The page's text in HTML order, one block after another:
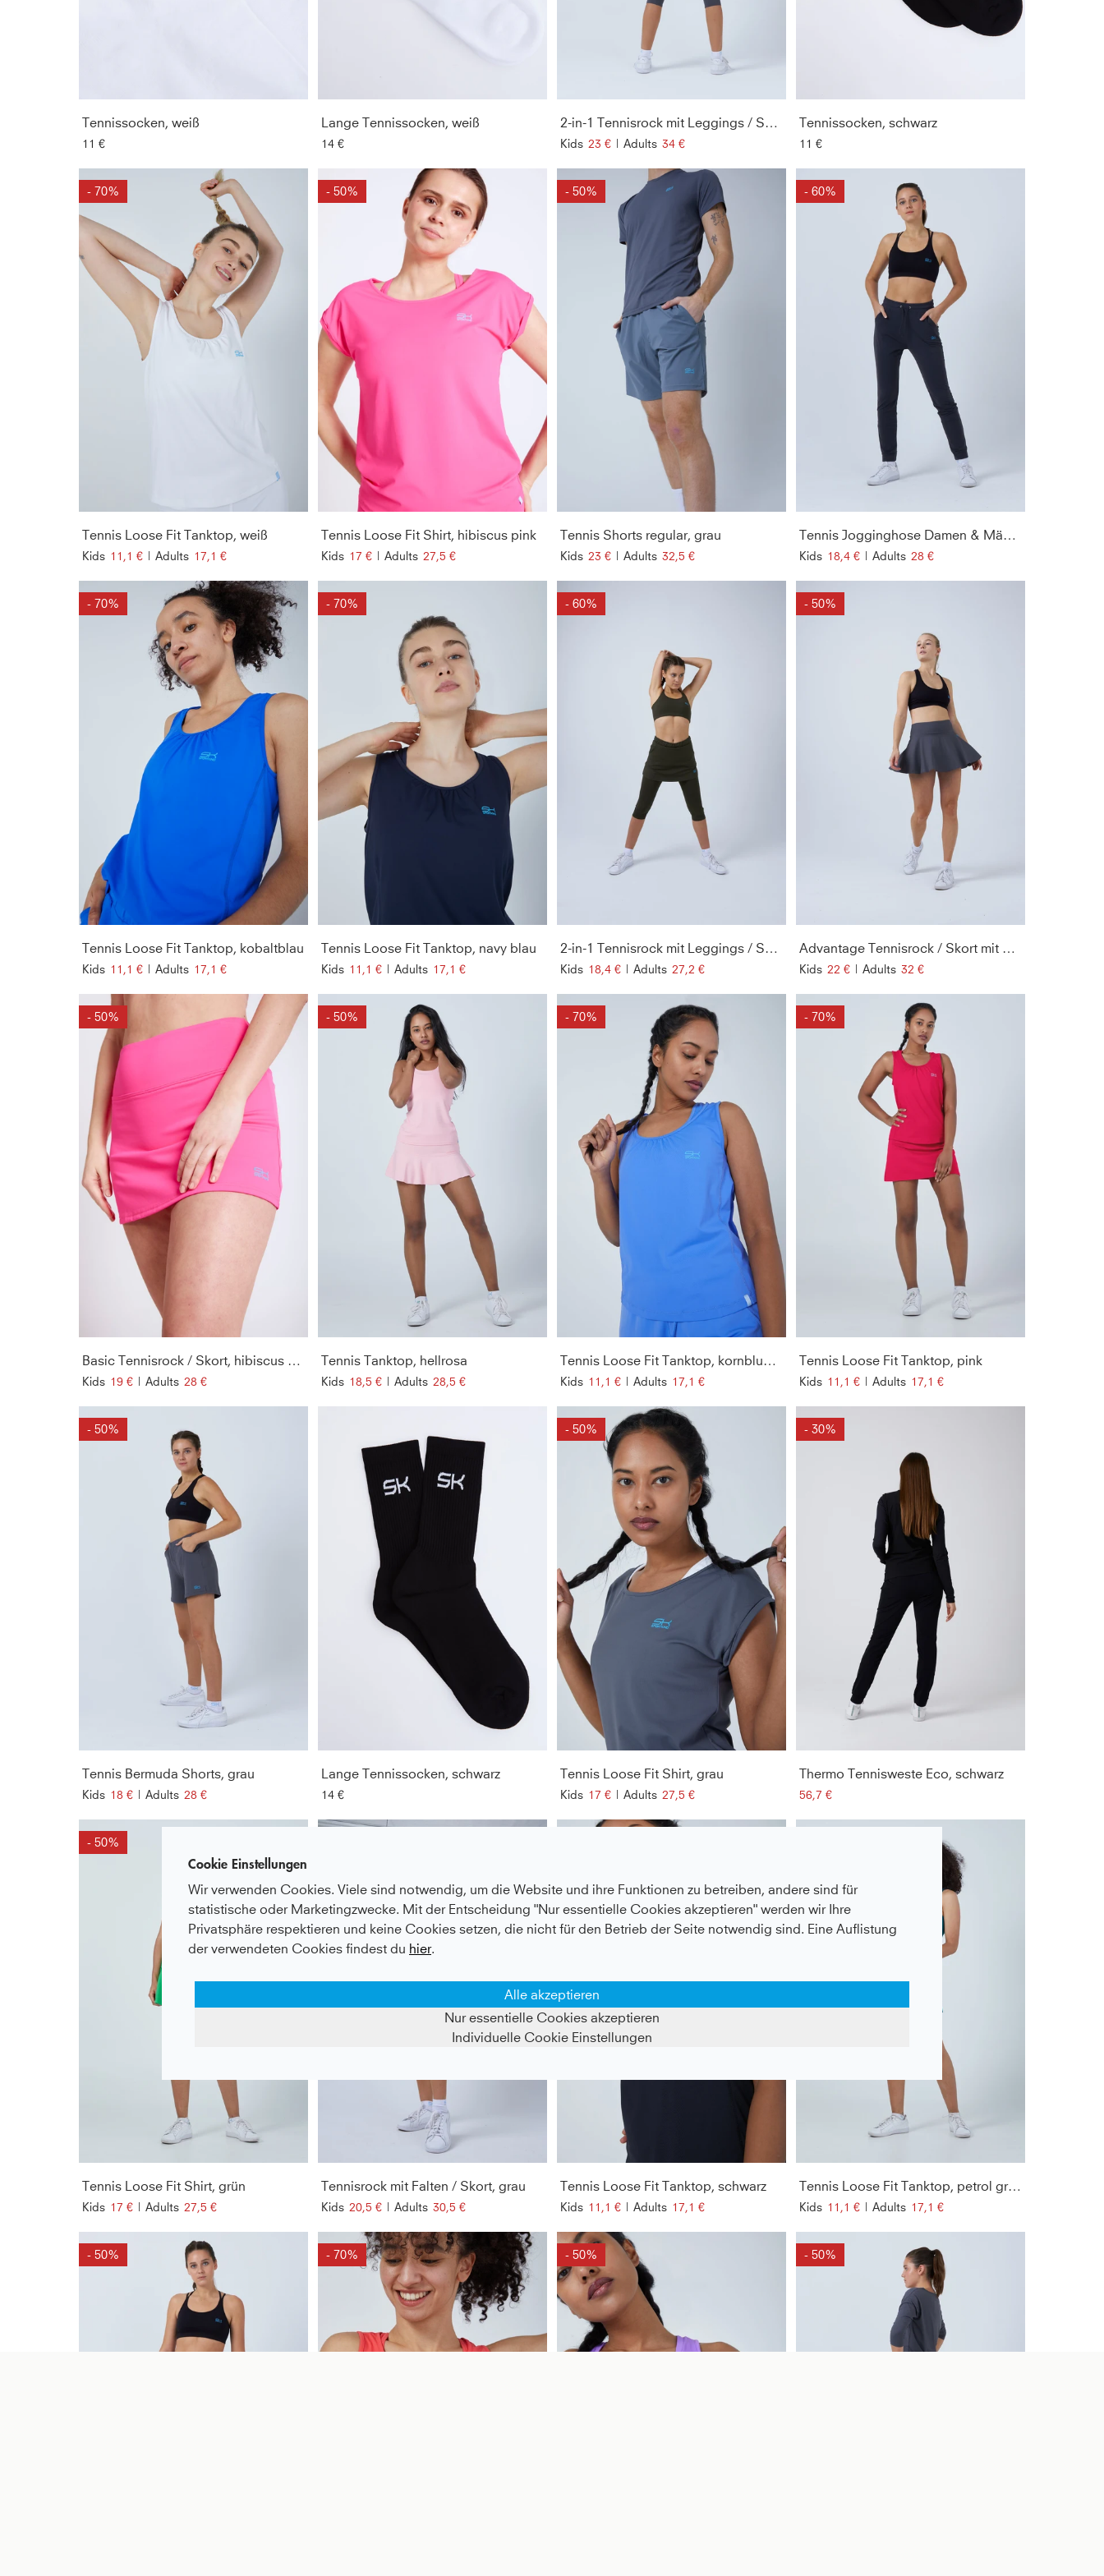
Tennissocken, weiß
11 €
Lange Tennissocken, weiß
14 €
2-in-1 Tennisrock mit Leggings / Skapri, grau
Kids 23 € | Adults 34 €
Tennissocken, schwarz
11 €
- 70%
Tennis Loose Fit Tanktop, weiß
Kids 11,1 € | Adults 17,1 €
- 50%
Tennis Loose Fit Shirt, hibiscus pink
Kids 17 € | Adults 27,5 €
- 50%
Tennis Shorts regular, grau
Kids 23 € | Adults 32,5 €
- 60%
Tennis Jogginghose Damen & Mädchen, dunkelgrau
Kids 18,4 € | Adults 28 €
- 70%
Tennis Loose Fit Tanktop, kobaltblau
Kids 11,1 € | Adults 17,1 €
- 70%
Tennis Loose Fit Tanktop, navy blau
Kids 11,1 € | Adults 17,1 €
- 60%
2-in-1 Tennisrock mit Leggings / Skapri, khaki
Kids 18,4 € | Adults 27,2 €
- 50%
Advantage Tennisrock / Skort mit Ballhalter, grau
Kids 22 € | Adults 32 €
- 50%
Basic Tennisrock / Skort, hibiscus pink
Kids 19 € | Adults 28 €
- 50%
Tennis Tanktop, hellrosa
Kids 18,5 € | Adults 28,5 €
- 70%
Tennis Loose Fit Tanktop, kornblumen blau
Kids 11,1 € | Adults 17,1 €
- 70%
Tennis Loose Fit Tanktop, pink
Kids 11,1 € | Adults 17,1 €
- 50%
Tennis Bermuda Shorts, grau
Kids 18 € | Adults 28 €
Lange Tennissocken, schwarz
14 €
- 50%
Tennis Loose Fit Shirt, grau
Kids 17 € | Adults 27,5 €
- 30%
Thermo Tennisweste Eco, schwarz
56,7 €
- 50%
Tennis Loose Fit Shirt, grün
Kids 17 € | Adults 27,5 €
Tennisrock mit Falten / Skort, grau
Kids 20,5 € | Adults 30,5 €
Tennis Loose Fit Tanktop, schwarz
Kids 11,1 € | Adults 17,1 €
Tennis Loose Fit Tanktop, petrol grün
Kids 11,1 € | Adults 17,1 €
- 50% - 70% - 50% - 50%
Cookie Einstellungen
Wir verwenden Cookies. Viele sind notwendig, um die Website und ihre Funktionen zu betreiben, andere sind für
statistische oder Marketingzwecke. Mit der Entscheidung "Nur essentielle Cookies akzeptieren" werden wir Ihre
Privatsphäre respektieren und keine Cookies setzen, die nicht für den Betrieb der Seite notwendig sind. Eine Auflistung
der verwendeten Cookies findest du hier.
Alle akzeptieren
Nur essentielle Cookies akzeptieren
Individuelle Cookie Einstellungen